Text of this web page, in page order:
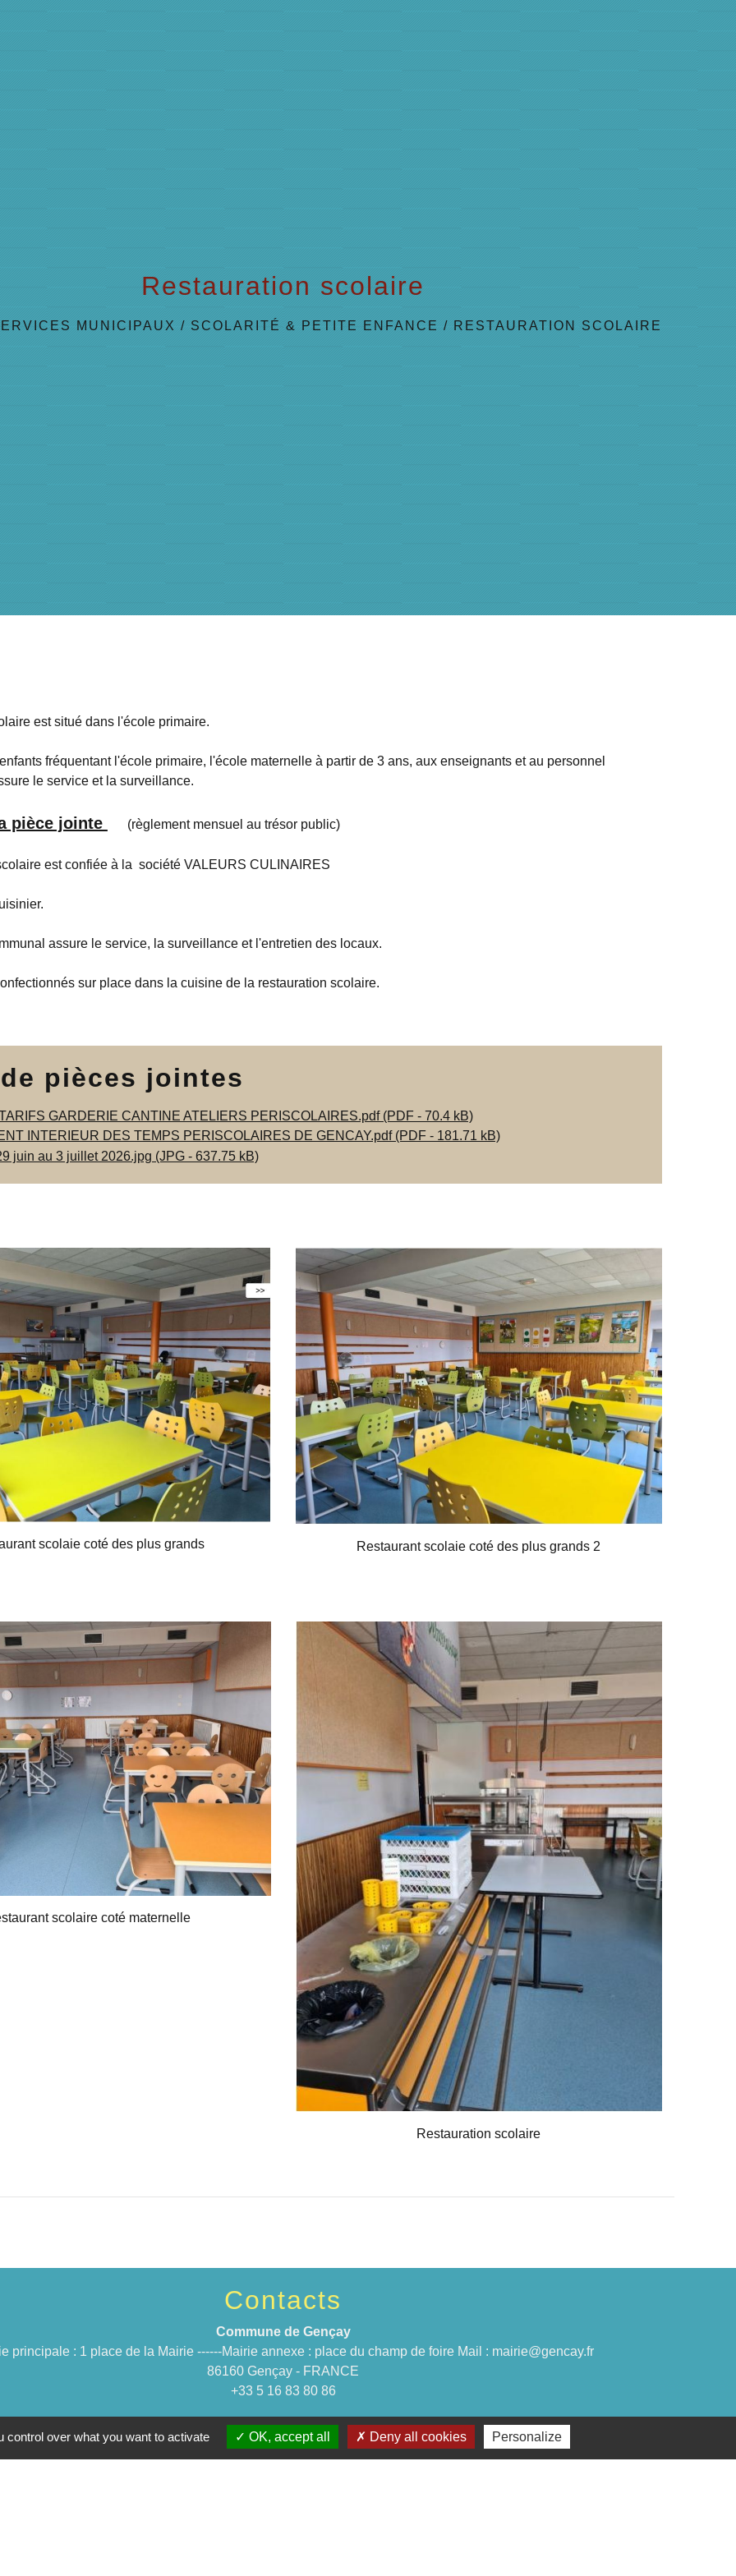
Restauration scolaire
MUNICIPAUX / SCOLARITÉ & PETITE ENFANCE / RESTAURATION SCOLAIRE
est situé dans l'école primaire.
fréquentant l'école primaire, l'école maternelle à partir de 3 ans, aux enseignants et au personnel
le service et la surveillance.
pièce jointe (règlement mensuel au trésor public)
est confiée à la société VALEURS CULINAIRES
assure le service, la surveillance et l'entretien des locaux.
sur place dans la cuisine de la restauration scolaire.
pièces jointes
GARDERIE CANTINE ATELIERS PERISCOLAIRES.pdf (PDF - 70.4 kB)
INTERIEUR DES TEMPS PERISCOLAIRES DE GENCAY.pdf (PDF - 181.71 kB)
juin au 3 juillet 2026.jpg (JPG - 637.75 kB)
scolaie coté des plus grands Restaurant scolaie coté des plus grands 2
scolaire coté maternelle
Restauration scolaire
Contacts
Commune de Gençay
principale : 1 place de la Mairie ------Mairie annexe : place du champ de foire Mail : mairie@gencay.fr
86160 Gençay - FRANCE
+33 5 16 83 80 86
over what you want to activate OK, accept all Deny all cookies Personalize